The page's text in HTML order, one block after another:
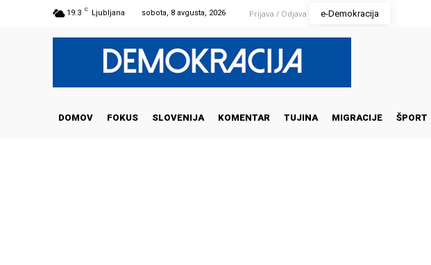
19.3 C Ljubljana sobota, 8 avgusta, 2026 Prijava / Odjava e-Demokracija
DOMOV FOKUS SLOVENIJA KOMENTAR TUJINA MIGRACIJE ŠPORT